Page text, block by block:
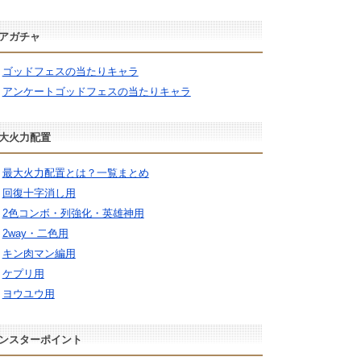
ガチャ
ゴッドフェスの当たりキャラ
アンケートゴッドフェスの当たりキャラ
火力配置
最大火力配置とは？一覧まとめ
回復十字消し用
2色コンボ・列強化・英雄神用
2way・二色用
キン肉マン編用
ケプリ用
ヨウユウ用
スターポイント